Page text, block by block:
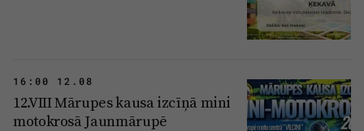
16:00 12.08
12.VIII Mārupes kausa izcīņā mini
motokrosā Jaunmārupē